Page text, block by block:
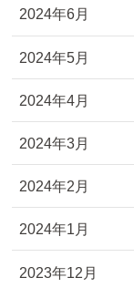
2024年6月
2024年5月
2024年4月
2024年3月
2024年2月
2024年1月
2023年12月